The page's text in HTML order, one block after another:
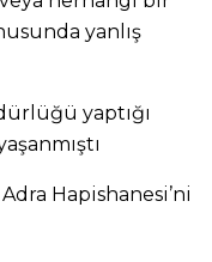
yanlış
yaptığı
Hapishanesi’ni